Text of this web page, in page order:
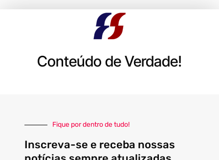
Conteúdo de Verdade!
Fique por dentro de tudo!
Inscreva-se e receba nossas